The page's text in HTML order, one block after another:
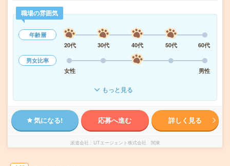
職場の雰囲気
年齢層
20代
30代 40代 50代
60代
男女比率
女性
男性
もっと見る
気になる! 応募へ進む 詳しく見る
派遣会社 UTエージェント株式会社 関東